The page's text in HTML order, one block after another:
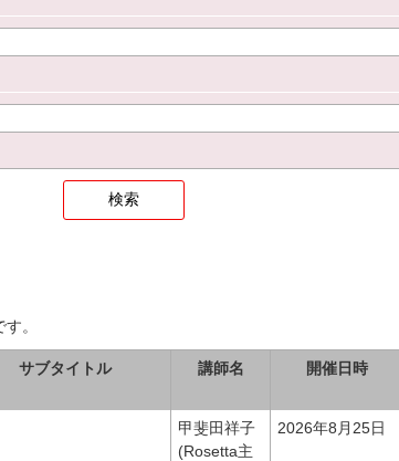
。
サブタイトル 講師名 開催日時
甲斐田祥子
(Rosetta主
2026年8月25日